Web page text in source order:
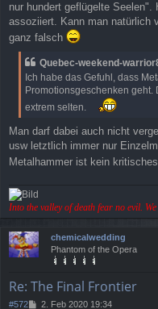
nur hundert geflügelte
assoziiert. Kann man natürlich
ganz falsch
Quebec-weekend-
Ich habe das Gefuhl, dass
Promotionsgeschenken
extrem selten.
Man darf dabei auch nicht
usw letztlich immer nur
Metalhammer ist kein
Into the valley of death fear no evil.
chemicalwedding
Phantom of the Opera
Re: The Final Frontier
#572
B2. Feb 2020 19:34